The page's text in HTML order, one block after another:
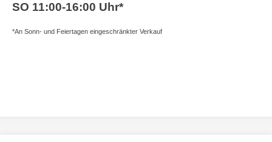
SO 11:00-16:00 Uhr*
*An Sonn- und Feiertagen eingeschränkter Verkauf